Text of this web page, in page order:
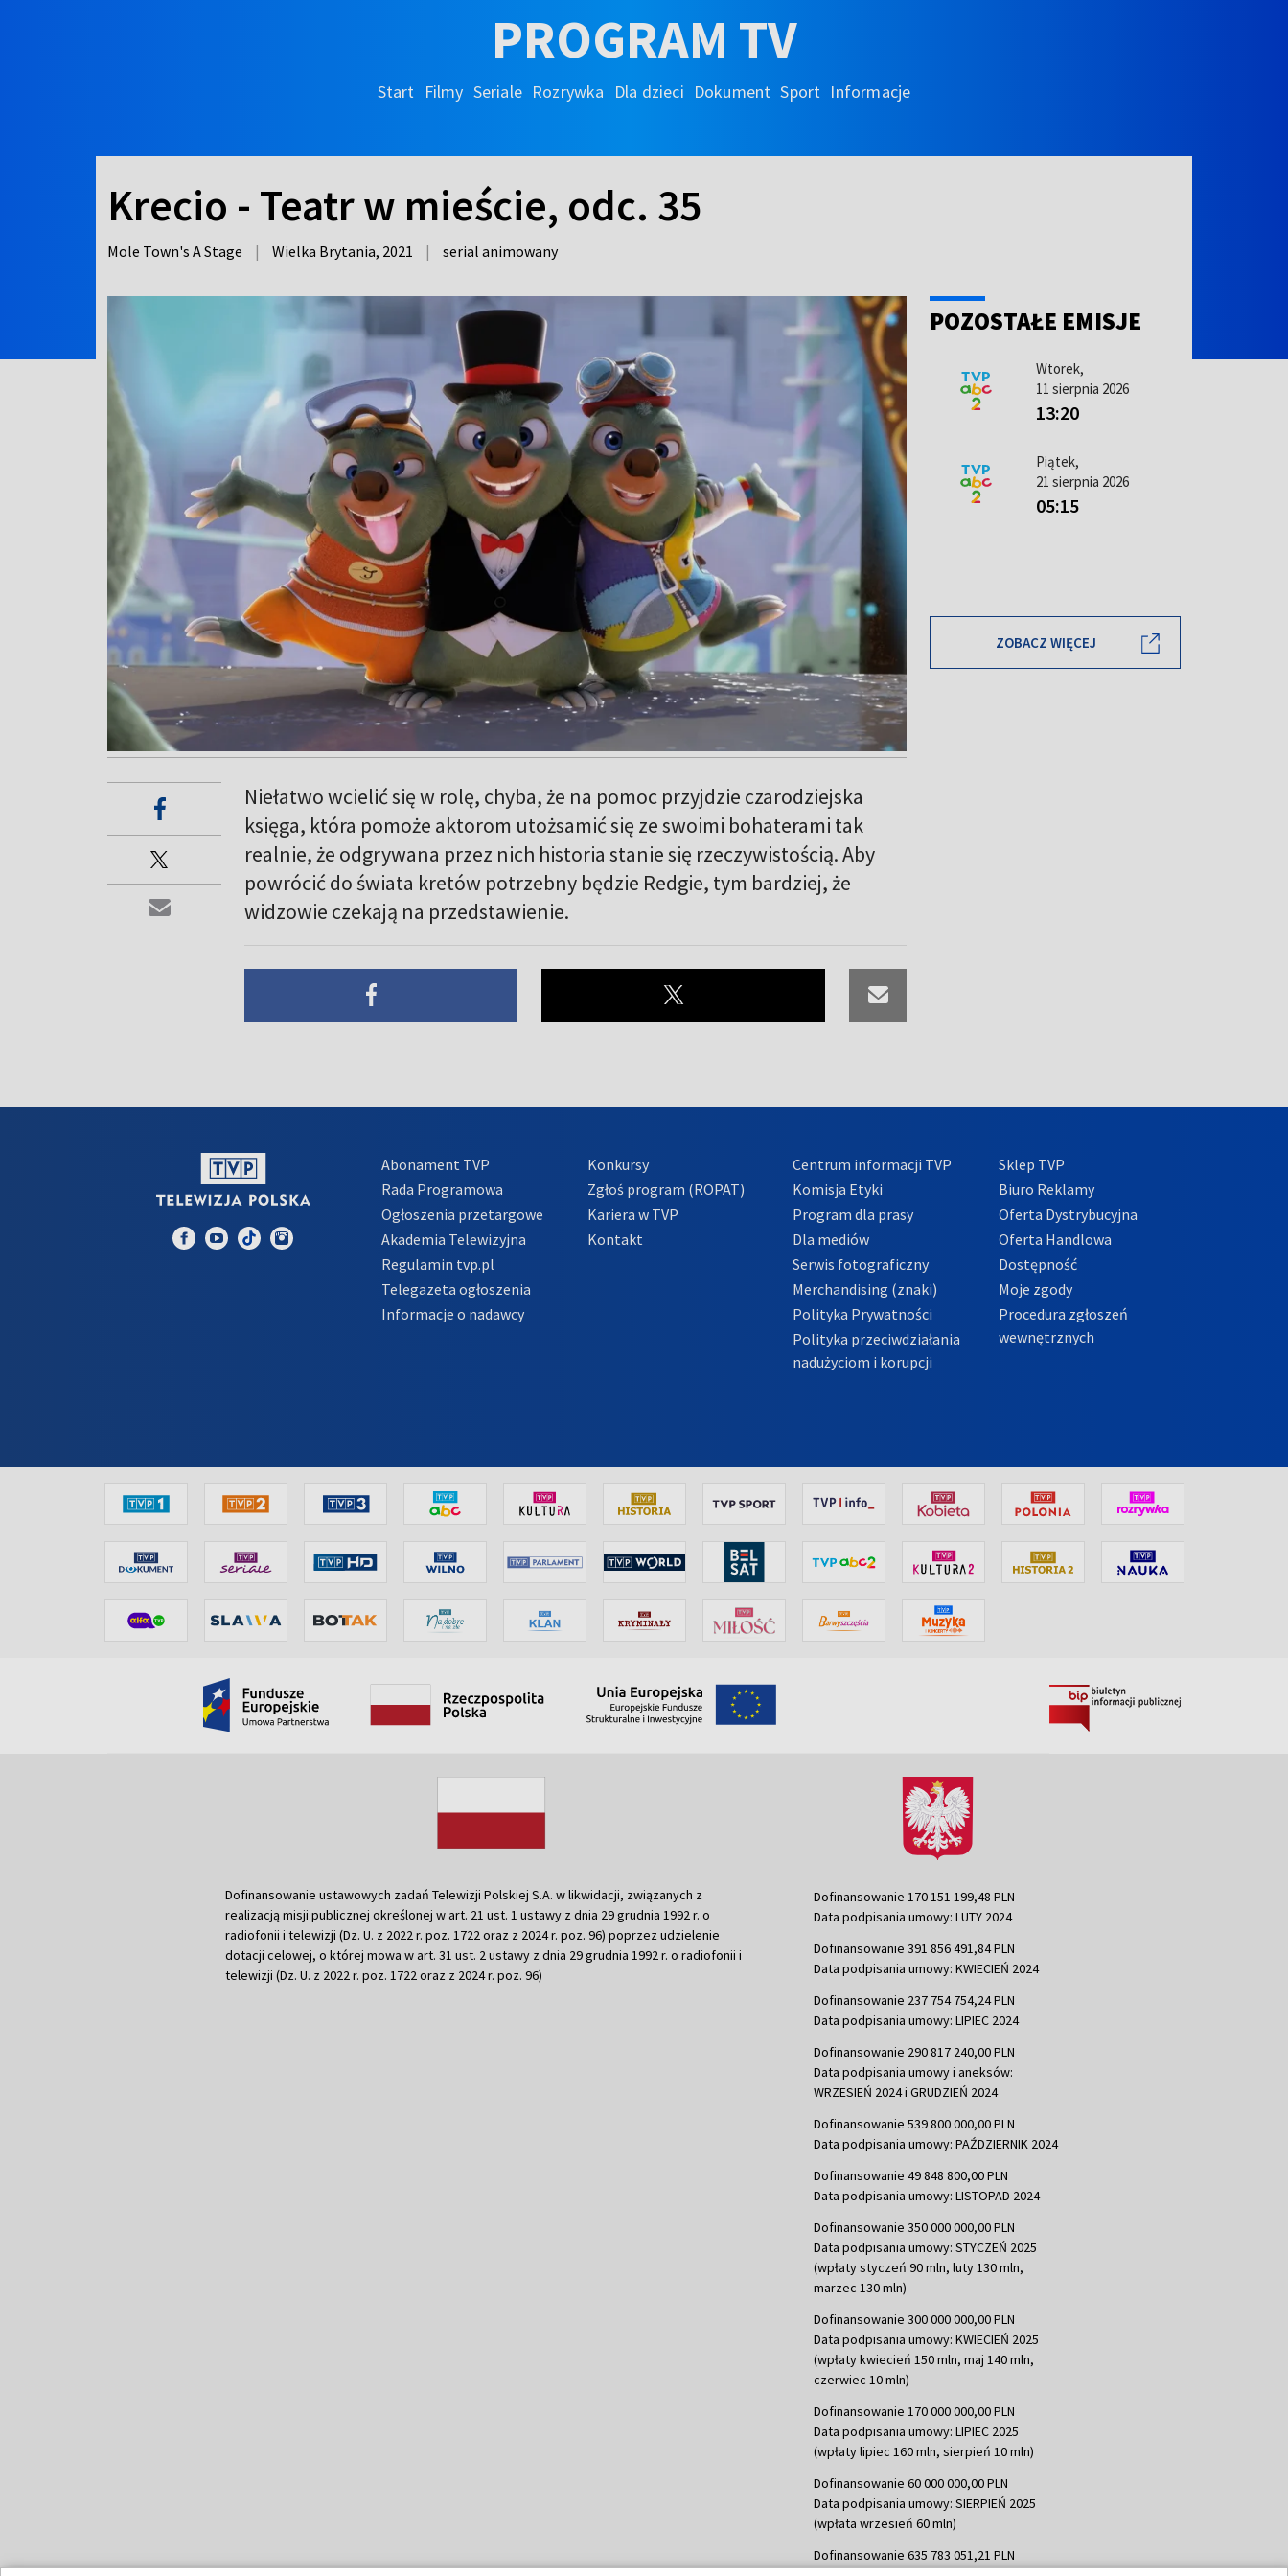
PROGRAM TV
Start Filmy Seriale Rozrywka Dla dzieci Dokument Sport Informacje
Krecio - Teatr w mieście, odc. 35
Mole Town's A Stage | Wielka Brytania, 2021 | serial animowany
Niełatwo wcielić się w rolę, chyba, że na pomoc przyjdzie czarodziejska
księga, która pomoże aktorom utożsamić się ze swoimi bohaterami tak
realnie, że odgrywana przez nich historia stanie się rzeczywistością. Aby
powrócić do świata kretów potrzebny będzie Redgie, tym bardziej, że
widzowie czekają na przedstawienie.
POZOSTAŁE EMISJE
Wtorek,
11 sierpnia 2026
13:20
Piątek,
21 sierpnia 2026
05:15
ZOBACZ WIĘCEJ
Abonament TVP
Rada Programowa
Ogłoszenia przetargowe
Akademia Telewizyjna
Regulamin tvp.pl
Telegazeta ogłoszenia
Informacje o nadawcy
Konkursy
Zgłoś program (ROPAT)
Kariera w TVP
Kontakt
Centrum informacji TVP
Komisja Etyki
Program dla prasy
Dla mediów
Serwis fotograficzny
Merchandising (znaki)
Polityka Prywatności
Polityka przeciwdziałania
nadużyciom i korupcji
Sklep TVP
Biuro Reklamy
Oferta Dystrybucyjna
Oferta Handlowa
Dostępność
Moje zgody
Procedura zgłoszeń
wewnętrznych
Dofinansowanie ustawowych zadań Telewizji Polskiej S.A. w likwidacji, związanych z
realizacją misji publicznej określonej w art. 21 ust. 1 ustawy z dnia 29 grudnia 1992 r. o
radiofonii i telewizji (Dz. U. z 2022 r. poz. 1722 oraz z 2024 r. poz. 96) poprzez udzielenie
dotacji celowej, o której mowa w art. 31 ust. 2 ustawy z dnia 29 grudnia 1992 r. o radiofonii i
telewizji (Dz. U. z 2022 r. poz. 1722 oraz z 2024 r. poz. 96)
Dofinansowanie 170 151 199,48 PLN
Data podpisania umowy: LUTY 2024
Dofinansowanie 391 856 491,84 PLN
Data podpisania umowy: KWIECIEŃ 2024
Dofinansowanie 237 754 754,24 PLN
Data podpisania umowy: LIPIEC 2024
Dofinansowanie 290 817 240,00 PLN
Data podpisania umowy i aneksów:
WRZESIEŃ 2024 i GRUDZIEŃ 2024
Dofinansowanie 539 800 000,00 PLN
Data podpisania umowy: PAŹDZIERNIK 2024
Dofinansowanie 49 848 800,00 PLN
Data podpisania umowy: LISTOPAD 2024
Dofinansowanie 350 000 000,00 PLN
Data podpisania umowy: STYCZEŃ 2025
(wpłaty styczeń 90 mln, luty 130 mln,
marzec 130 mln)
Dofinansowanie 300 000 000,00 PLN
Data podpisania umowy: KWIECIEŃ 2025
(wpłaty kwiecień 150 mln, maj 140 mln,
czerwiec 10 mln)
Dofinansowanie 170 000 000,00 PLN
Data podpisania umowy: LIPIEC 2025
(wpłaty lipiec 160 mln, sierpień 10 mln)
Dofinansowanie 60 000 000,00 PLN
Data podpisania umowy: SIERPIEŃ 2025
(wpłata wrzesień 60 mln)
Dofinansowanie 635 783 051,21 PLN